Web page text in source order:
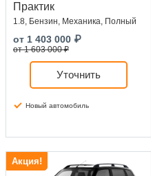
Практик
1.8, Бензин, Механика, Полный
от 1 403 000 ₽
от 1 603 000 ₽
Уточнить
Новый автомобиль
Акция!